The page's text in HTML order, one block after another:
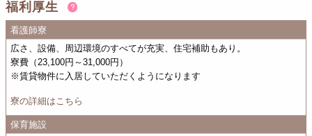
福利厚生
看護師寮
広さ、設備、周辺環境のすべてが充実、住宅補助もあり。
寮費（23,100円～31,000円）
※賃貸物件に入居していただくようになります
寮の詳細はこちら
保育施設